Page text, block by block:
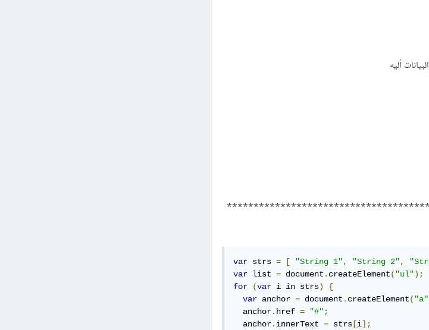
أليه
var strs = [ "String 1", "String 2",
var list = document . createElement( "ul");
for
(var i in strs)
{
var anchor = document . createElement( "a"
anchor. href = "#" ;
anchor. innerText = strs [i];